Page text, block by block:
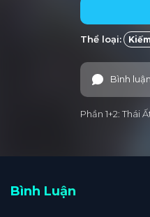
Thể loại:
Bình
Phần 1+2:
Bình Luận